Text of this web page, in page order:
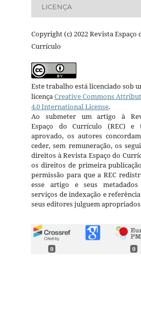
LICENÇA
Copyright (c) 2022 Revista Espaço
Currículo
Este trabalho está licenciado sob
licençaCreative Commons
4.0 International License.
Ao submeter um artigo à
Espaço do Currículo (REC) e
aprovado, os autores
ceder, sem remuneração, os
direitos à Revista Espaço do
os direitos de primeira
permissão para que a REC
esse artigo e seus metadados
serviços de indexação e
seus editores julguem
0 0